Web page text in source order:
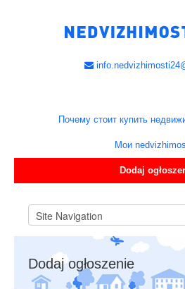
Почему стоит купить
Мои
Dodaj
Dodaj ogłoszenie